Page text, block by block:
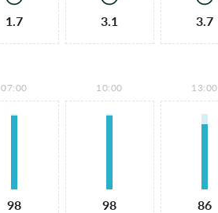
1.7 3.1 3.7
07:00
98
10:00
98
13:00
86